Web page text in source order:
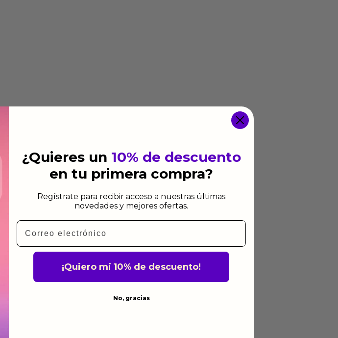
¿Quieres un 10% de descuento
en tu primera compra?
Regístrate para recibir acceso a nuestras últimas
novedades y mejores ofertas.
Email
¡Quiero mi 10% de descuento!
No, gracias